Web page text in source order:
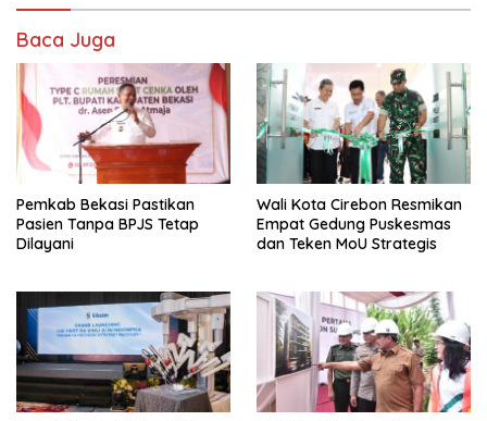
Baca Juga
Pemkab Bekasi Pastikan
Pasien Tanpa BPJS Tetap
Dilayani
Wali Kota Cirebon Resmikan
Empat Gedung Puskesmas
dan Teken MoU Strategis